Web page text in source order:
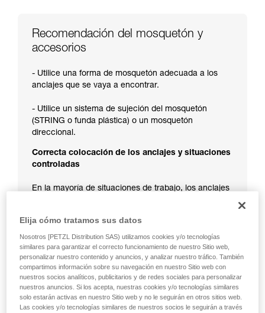
Recomendación del mosquetón y
accesorios
- Utilice una forma de mosquetón adecuada a los
anclajes que se vaya a encontrar.
- Utilice un sistema de sujeción del mosquetón
(STRING o funda plástica) o un mosquetón
direccional.
Correcta colocación de los anclajes y situaciones
controladas
En la mayoría de situaciones de trabajo, los anclajes
Elija cómo tratamos sus datos
Nosotros [PETZL Distribution SAS) utilizamos cookies y/o tecnologías
similares para garantizar el correcto funcionamiento de nuestro Sitio web,
personalizar nuestro contenido y anuncios, y analizar nuestro tráfico. También
compartimos información sobre su navegación en nuestro Sitio web con
nuestros socios analíticos, publicitarios y de redes sociales para personalizar
nuestros anuncios. Si los acepta, nuestras cookies y/o tecnologías similares
solo estarán activas en nuestro Sitio web y no le seguirán en otros sitios web.
Las cookies y/o tecnologías similares de nuestros socios le seguirán a través